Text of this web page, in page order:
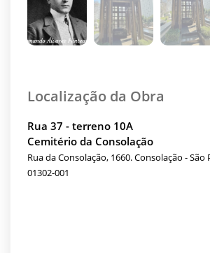
Localização da Obra
Rua 37 - terreno 10A
Cemitério da Consolação
Rua da Consolação, 1660. Consolação - São
01302-001